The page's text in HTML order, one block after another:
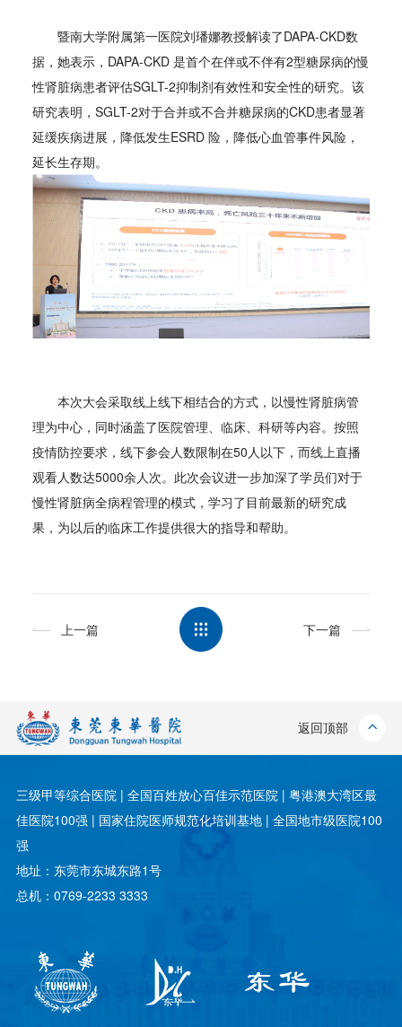
暨南大学附属第一医院刘璠娜教授解读了DAPA-CKD数
据，她表示，DAPA-CKD 是首个在伴或不伴有2型糖尿病的慢
性肾脏病患者评估SGLT-2抑制剂有效性和安全性的研究。该
研究表明，SGLT-2对于合并或不合并糖尿病的CKD患者显著
延缓疾病进展，降低发生ESRD 险，降低心血管事件风险，
延长生存期。
本次大会采取线上线下相结合的方式，以慢性肾脏病管
理为中心，同时涵盖了医院管理、临床、科研等内容。按照
疫情防控要求，线下参会人数限制在50人以下，而线上直播
观看人数达5000余人次。此次会议进一步加深了学员们对于
慢性肾脏病全病程管理的模式，学习了目前最新的研究成
果，为以后的临床工作提供很大的指导和帮助。
上一篇 下一篇
返回顶部
三级甲等综合医院 | 全国百姓放心百佳示范医院 | 粤港澳大湾区最
佳医院100强 | 国家住院医师规范化培训基地 | 全国地市级医院100
强
地址：东莞市东城东路1号
总机：0769-2233 3333